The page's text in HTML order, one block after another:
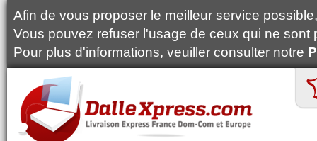
Afin de vous proposer le meilleur service
Vous pouvez refuser l'usage de ceux qui ne
Pour plus d'informations, veuiller consulter notre